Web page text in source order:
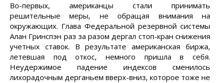
Во-первых, американцы стали принимать
решительные меры, не обращая внимания на
окружающих. Глава Федеральной резервной системы
Алан Гринспэн раз за разом дергал стоп-кран снижения
учетных ставок. В результате американская биржа,
летевшая под откос, немного пришла в себя.
Неудержимое падение индексов сменилось
лихорадочным дерганьем вверх-вниз, которое тоже не